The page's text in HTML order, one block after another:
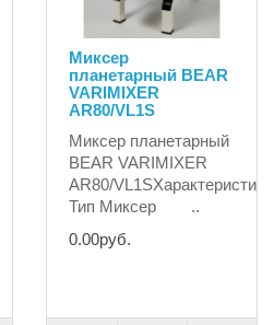
Миксер
планетарный BEAR
VARIMIXER
AR80/VL1S
Миксер планетарный
BEAR VARIMIXER
AR80/VL1SХарактеристики
Тип Миксер ..
0.00руб.